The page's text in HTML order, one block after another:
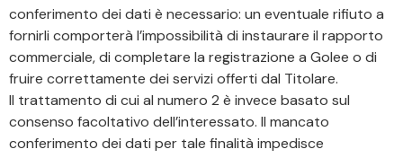
conferimento dei dati è necessario: un eventuale rifiuto a
fornirli comporterà l’impossibilità di instaurare il rapporto
commerciale, di completare la registrazione a Golee o di
fruire correttamente dei servizi offerti dal Titolare.
Il trattamento di cui al numero 2 è invece basato sul
consenso facoltativo dell’interessato. Il mancato
conferimento dei dati per tale finalità impedisce